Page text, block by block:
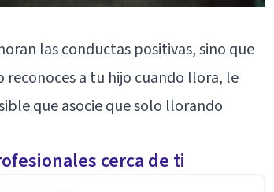
las conductas positivas, sino que
reconoces a tu hijo cuando llora, le
que asocie que solo llorando
cerca de ti